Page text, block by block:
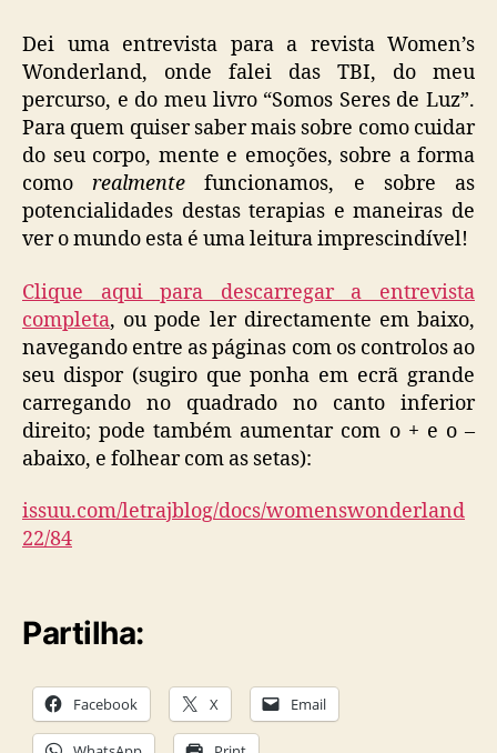
e
o
livro
“Somos
Seres
de
Luz”
Dei uma entrevista para a revista Women’s
Wonderland, onde falei das TBI, do meu
percurso, e do meu livro “Somos Seres de Luz”.
Para quem quiser saber mais sobre como cuidar
do seu corpo, mente e emoções, sobre a forma
comorealmente funcionamos, e sobre as
potencialidades destas terapias e maneiras de
ver o mundo esta é uma leitura imprescindível!
Clique aqui para descarregar a entrevista
completa, ou pode ler directamente em baixo,
navegando entre as páginas com os controlos ao
seu dispor (sugiro que ponha em ecrã grande
carregando no quadrado no canto inferior
direito; pode também aumentar com o + e o –
abaixo, e folhear com as setas):
issuu.com/letrajblog/docs/womenswonderland
22/84
Partilha:
Facebook X Email